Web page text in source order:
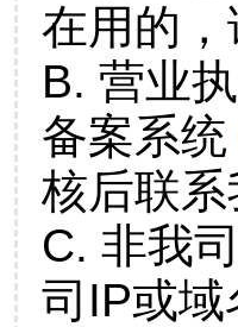
在用的
B. 营业
备案系统
核后联
C. 非我
司IP或域